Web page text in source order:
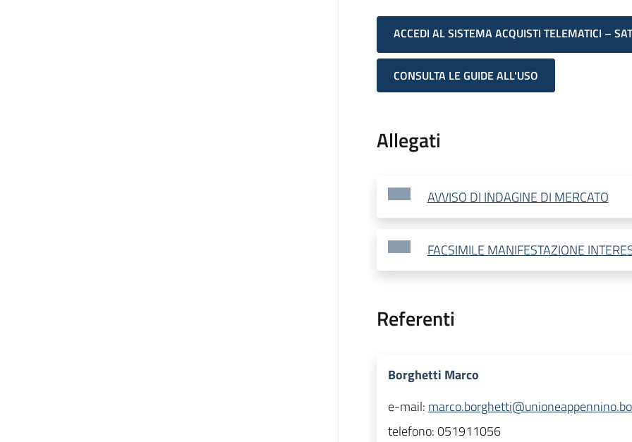
ACCEDI AL SISTEMA ACQUISTI TELEMATICI –
CONSULTA LE GUIDE ALL'USO
Allegati
AVVISO DI INDAGINE DI MERCATO
FACSIMILE MANIFESTAZIONE
Referenti
Borghetti Marco
e-mail:
telefono:051911056